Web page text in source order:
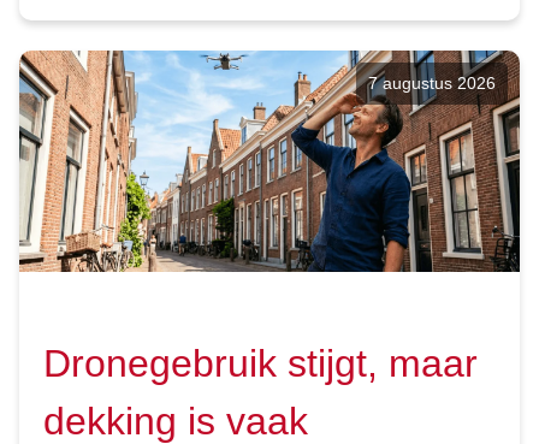
7 augustus 2026
Dronegebruik stijgt, maar
dekking is vaak